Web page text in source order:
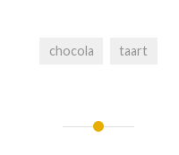
chocola taart